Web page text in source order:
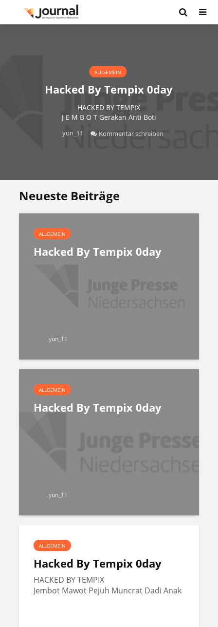
ALLGEMEIN
Hacked By Tempix 0day
HACKED BY TEMPIX
J E M B O T Gerakan Anti Boti
yun_11 Kommentar schreiben
Neueste Beiträge
ALLGEMEIN
Hacked By Tempix 0day
yun_11
ALLGEMEIN
Hacked By Tempix 0day
yun_11
ALLGEMEIN
Hacked By Tempix 0day
HACKED BY TEMPIX
Jembot Mawot Pejuh Muncrat Dadi Anak